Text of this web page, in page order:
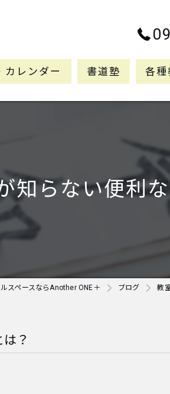
カレンダー 書道塾 各種
知らない便利
スペースならAnother ONE＋ ブログ 教
？